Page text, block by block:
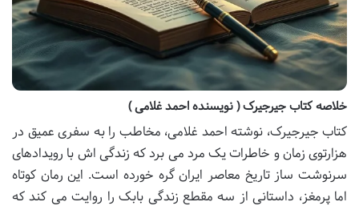
خلاصه کتاب جیرجیرک ( نویسنده احمد غلامی )
کتاب جیرجیرک، نوشته احمد غلامی، مخاطب را به سفری عمیق در
هزارتوی زمان و خاطرات یک مرد می برد که زندگی اش با رویدادهای
سرنوشت ساز تاریخ معاصر ایران گره خورده است. این رمان کوتاه
اما پرمغز، داستانی از سه مقطع زندگی بابک را روایت می کند که